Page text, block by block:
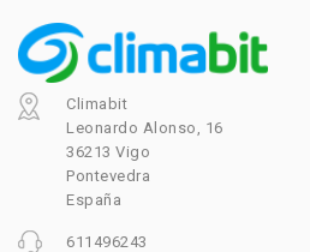
Climabit
Leonardo Alonso, 16
36213 Vigo
Pontevedra
España
611496243